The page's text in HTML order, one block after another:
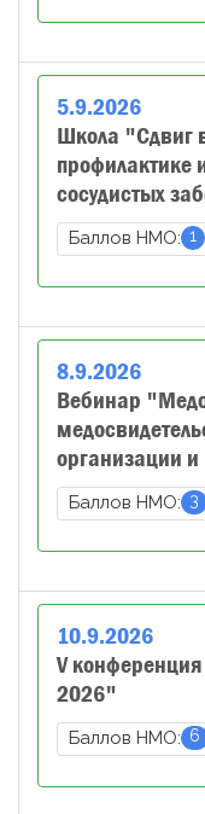
5.9.2026
Школа "Сдвиг
профилактике
сосудистых
Баллов НМО: 1
8.9.2026
Вебинар
организации
Баллов НМО: 3
10.9.2026
V
2026"
Баллов НМО: 6